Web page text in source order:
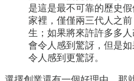
是這是最不可靠的歷史
家裡，僅僅兩三代人之
生；如果將來許許多多
會令人感到驚訝，但是
令人感到更驚訝。